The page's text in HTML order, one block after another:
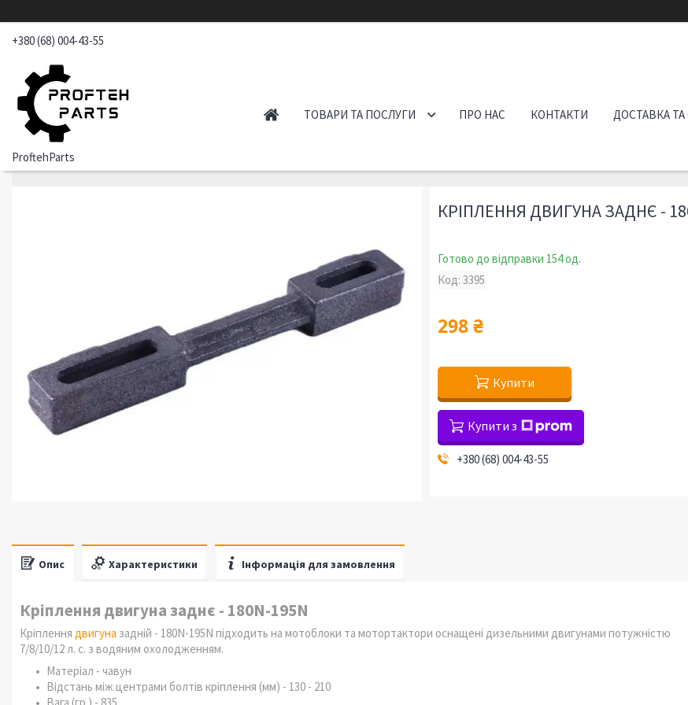
+380 (68) 004-43-55
ProftehParts
ТОВАРИ ТА ПОСЛУГИ ПРО НАС КОНТАКТИ ДОСТАВКА ТА
КРІПЛЕННЯ ДВИГУНА ЗАДНЄ -
Готово до відправки 154 од.
Код:3395
298 ₴
Купити
Купити з
+380 (68) 004-43-55
Опис Характеристики Інформація для замовлення
Кріплення двигуна заднє - 180N-195N
Кріплення двигуна задній - 180N-195N підходить на мотоблоки та мотортактори оснащені дизельними двигунами потужністю
7/8/10/12 л. с. з водяним охолодженням.
Матеріал - чавун
Відстань між центрами болтів кріплення (мм) - 130 - 210